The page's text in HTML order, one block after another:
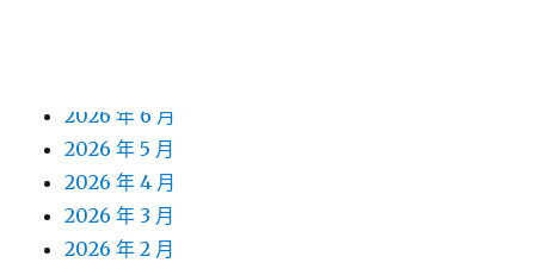
2026 年 6 月
2026 年 5 月
2026 年 4 月
2026 年 3 月
2026 年 2 月